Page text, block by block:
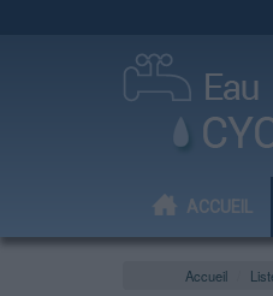
ACCUEIL
Accueil